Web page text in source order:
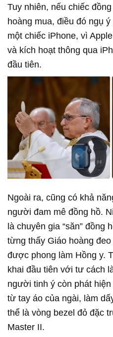
Tuy nhiên, nếu chiếc
hoàng mua, điều đó ngụ
một chiếc iPhone, vì
và kích hoạt thông qua
đầu tiên.
Ngoài ra, cũng có khả
người đam mê đồng hồ.
là chuyên gia “săn” đồng
từng thấy Giáo hoàng
được phong làm Hồng y.
khai đầu tiên với tư cách
người tinh ý còn phát
từ tay áo của ngài, làm
thể là vòng bezel đỏ đặc
Master II.